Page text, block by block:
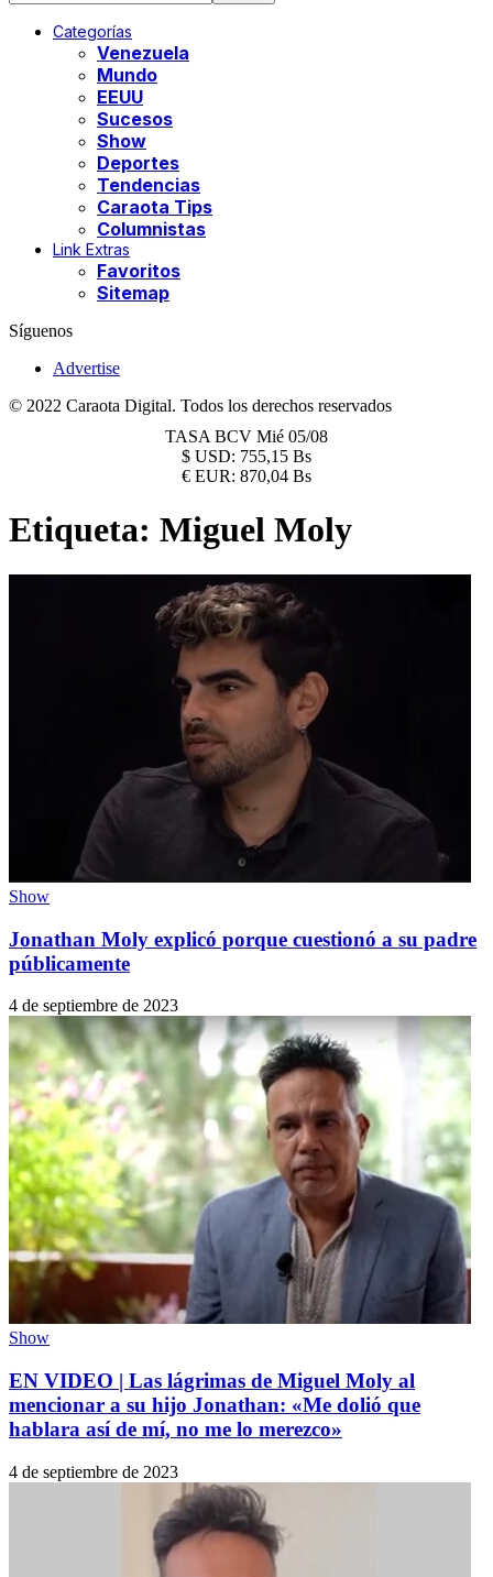
Categorías
Venezuela
Mundo
EEUU
Sucesos
Show
Deportes
Tendencias
Caraota Tips
Columnistas
Link Extras
Favoritos
Sitemap
Síguenos
Advertise
© 2022 Caraota Digital. Todos los derechos reservados
TASA BCV Mié 05/08
$ USD: 755,15 Bs
€ EUR: 870,04 Bs
Etiqueta: Miguel Moly
Show
Jonathan Moly explicó porque cuestionó a su padre
públicamente
4 de septiembre de 2023
Show
EN VIDEO | Las lágrimas de Miguel Moly al
mencionar a su hijo Jonathan: «Me dolió que
hablara así de mí, no me lo merezco»
4 de septiembre de 2023